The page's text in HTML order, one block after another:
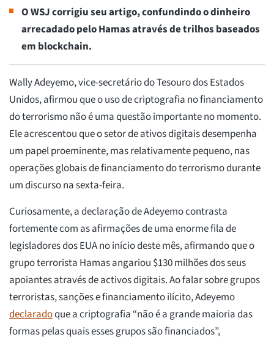
O WSJ corrigiu seu artigo, confundindo o dinheiro
arrecadado pelo Hamas através de trilhos baseados
em blockchain.
Wally Adeyemo, vice-secretário do Tesouro dos Estados
Unidos, afirmou que o uso de criptografia no financiamento
do terrorismo não é uma questão importante no momento.
Ele acrescentou que o setor de ativos digitais desempenha
um papel proeminente, mas relativamente pequeno, nas
operações globais de financiamento do terrorismo durante
um discurso na sexta-feira.
Curiosamente, a declaração de Adeyemo contrasta
fortemente com as afirmações de uma enorme fila de
legisladores dos EUA no início deste mês, afirmando que o
grupo terrorista Hamas angariou $130 milhões dos seus
apoiantes através de activos digitais. Ao falar sobre grupos
terroristas, sanções e financiamento ilícito, Adeyemo
declaradoque a criptografia “não é a grande maioria das
formas pelas quais esses grupos são financiados”,